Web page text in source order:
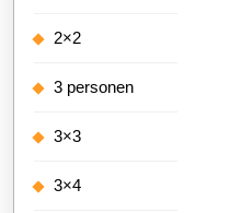
2×2
3 personen
3×3
3×4